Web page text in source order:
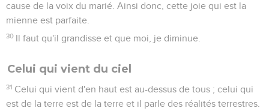
cause de la voix du marié. Ainsi donc, cette joie qui est la
mienne est parfaite.
30 Il faut qu'il grandisse et que moi, je diminue.
Celui qui vient du ciel
31 Celui qui vient d'en haut est au-dessus de tous ; celui qui
est de la terre est de la terre et il parle des réalités terrestres.